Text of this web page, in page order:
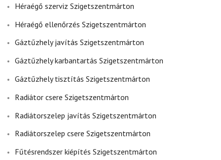
Héraégő szerviz Szigetszentmárton
Héraégő ellenőrzés Szigetszentmárton
Gáztűzhely javítás Szigetszentmárton
Gáztűzhely karbantartás Szigetszentmárton
Gáztűzhely tisztítás Szigetszentmárton
Radiátor csere Szigetszentmárton
Radiátorszelep javítás Szigetszentmárton
Radiátorszelep csere Szigetszentmárton
Fűtésrendszer kiépítés Szigetszentmárton